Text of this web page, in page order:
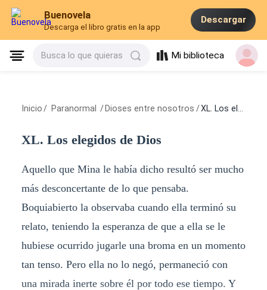
Buenovela
Descarga el libro gratis en la app
Descargar
Busca lo que quieras Mi biblioteca
Inicio / Paranormal / Dioses entre nosotros /XL. Los elegidos de Dios
XL. Los elegidos de Dios
Aquello que Mina le había dicho resultó ser mucho
más desconcertante de lo que pensaba.
Boquiabierto la observaba cuando ella terminó su
relato, teniendo la esperanza de que a ella se le
hubiese ocurrido jugarle una broma en un momento
tan tenso. Pero ella no lo negó, permaneció con
una mirada inerte sobre él por todo ese tiempo. Y